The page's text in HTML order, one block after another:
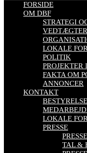
FORSIDE
OM DBF
STRATEGI
VEDTÆGTER
LOKALE
POLITIK
PROJEKTER
FAKTA OM
ANNONCER
KONTAKT
BESTYRELSE
LOKALE
PRESSE
TAL &